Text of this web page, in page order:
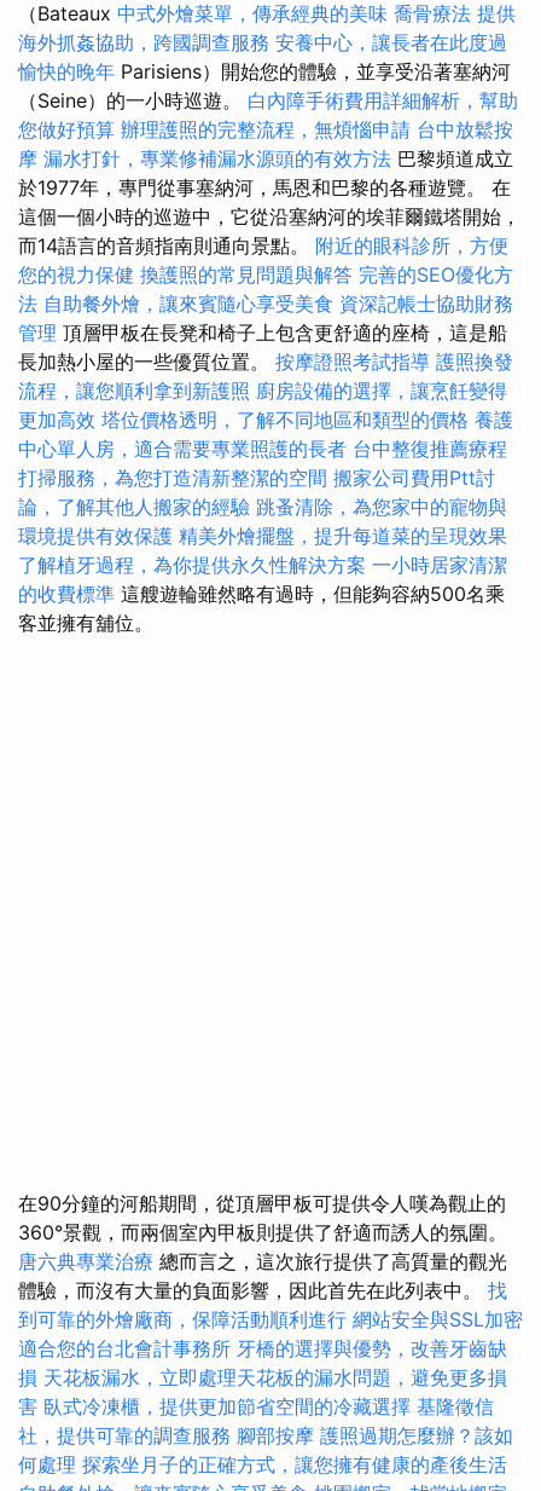
（Bateaux 中式外燴菜單，傳承經典的美味 喬骨療法 提供
海外抓姦協助，跨國調查服務 安養中心，讓長者在此度過
愉快的晚年 Parisiens）開始您的體驗，並享受沿著塞納河
（Seine）的一小時巡遊。 白內障手術費用詳細解析，幫助
您做好預算 辦理護照的完整流程，無煩惱申請 台中放鬆按
摩 漏水打針，專業修補漏水源頭的有效方法 巴黎頻道成立
於1977年，專門從事塞納河，馬恩和巴黎的各種遊覽。 在
這個一個小時的巡遊中，它從沿塞納河的埃菲爾鐵塔開始，
而14語言的音頻指南則通向景點。 附近的眼科診所，方便
您的視力保健 換護照的常見問題與解答 完善的SEO優化方
法 自助餐外燴，讓來賓隨心享受美食 資深記帳士協助財務
管理 頂層甲板在長凳和椅子上包含更舒適的座椅，這是船
長加熱小屋的一些優質位置。 按摩證照考試指導 護照換發
流程，讓您順利拿到新護照 廚房設備的選擇，讓烹飪變得
更加高效 塔位價格透明，了解不同地區和類型的價格 養護
中心單人房，適合需要專業照護的長者 台中整復推薦療程
打掃服務，為您打造清新整潔的空間 搬家公司費用Ptt討
論，了解其他人搬家的經驗 跳蚤清除，為您家中的寵物與
環境提供有效保護 精美外燴擺盤，提升每道菜的呈現效果
了解植牙過程，為你提供永久性解決方案 一小時居家清潔
的收費標準 這艘遊輪雖然略有過時，但能夠容納500名乘
客並擁有舖位。
在90分鐘的河船期間，從頂層甲板可提供令人嘆為觀止的
360°景觀，而兩個室內甲板則提供了舒適而誘人的氛圍。
唐六典專業治療 總而言之，這次旅行提供了高質量的觀光
體驗，而沒有大量的負面影響，因此首先在此列表中。 找
到可靠的外燴廠商，保障活動順利進行 網站安全與SSL加密
適合您的台北會計事務所 牙橋的選擇與優勢，改善牙齒缺
損 天花板漏水，立即處理天花板的漏水問題，避免更多損
害 臥式冷凍櫃，提供更加節省空間的冷藏選擇 基隆徵信
社，提供可靠的調查服務 腳部按摩 護照過期怎麼辦？該如
何處理 探索坐月子的正確方式，讓您擁有健康的產後生活